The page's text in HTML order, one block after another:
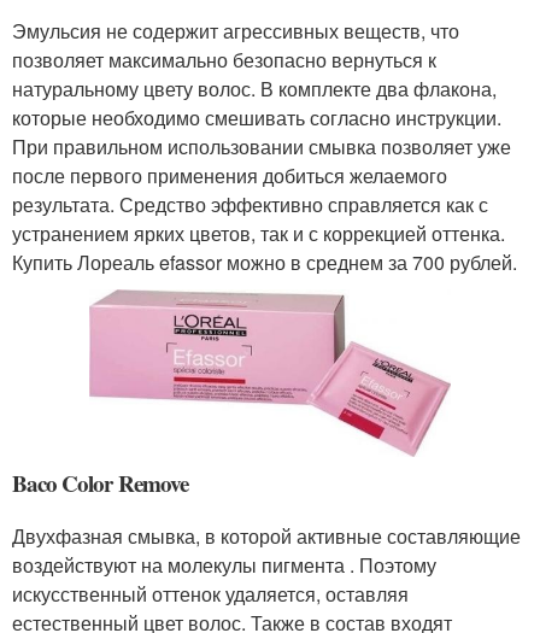
Эмульсия не содержит агрессивных веществ, что
позволяет максимально безопасно вернуться к
натуральному цвету волос. В комплекте два флакона,
которые необходимо смешивать согласно инструкции.
При правильном использовании смывка позволяет уже
после первого применения добиться желаемого
результата. Средство эффективно справляется как с
устранением ярких цветов, так и с коррекцией оттенка.
Купить Лореаль efassor можно в среднем за 700 рублей.
Baco Color Remove
Двухфазная смывка, в которой активные составляющие
воздействуют на молекулы пигмента . Поэтому
искусственный оттенок удаляется, оставляя
естественный цвет волос. Также в состав входят